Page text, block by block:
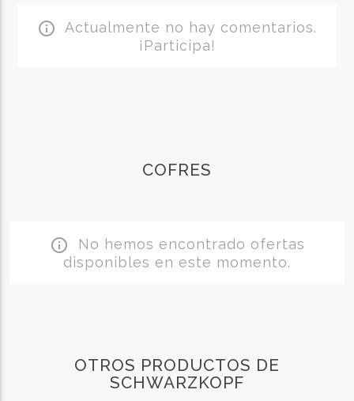
info_outline Actualmente no hay comentarios.
¡Participa!
COFRES
info_outline No hemos encontrado ofertas
disponibles en este momento.
OTROS PRODUCTOS DE
SCHWARZKOPF